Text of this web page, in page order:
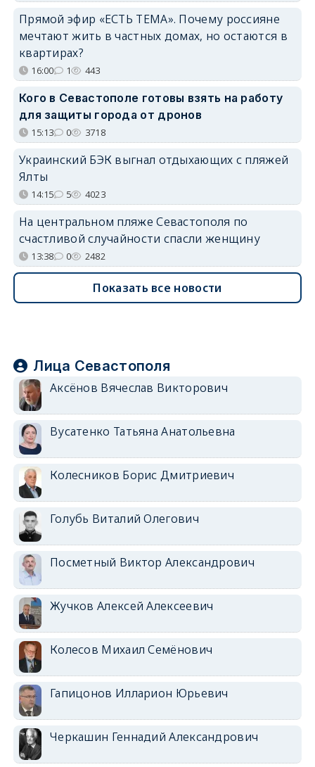
Прямой эфир «ЕСТЬ ТЕМА». Почему россияне
мечтают жить в частных домах, но остаются в
квартирах?
16:00 1 443
Кого в Севастополе готовы взять на работу
для защиты города от дронов
15:13 0 3718
Украинский БЭК выгнал отдыхающих с пляжей
Ялты
14:15 5 4023
На центральном пляже Севастополя по
счастливой случайности спасли женщину
13:38 0 2482
Показать все новости
Лица Севастополя
Аксёнов Вячеслав Викторович
Вусатенко Татьяна Анатольевна
Колесников Борис Дмитриевич
Голубь Виталий Олегович
Посметный Виктор Александрович
Жучков Алексей Алексеевич
Колесов Михаил Семёнович
Гапицонов Илларион Юрьевич
Черкашин Геннадий Александрович